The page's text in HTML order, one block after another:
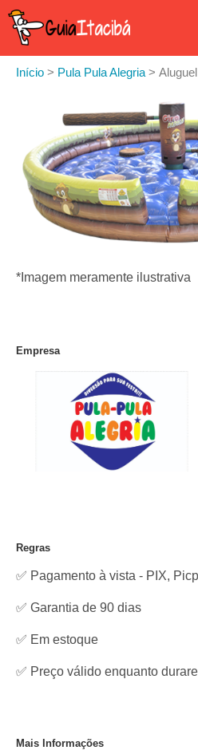
Início > Pula Pula Alegria >
*Imagem meramente ilustrativa
Empresa
Regras
✅ Pagamento à vista - PIX,
✅ Garantia de 90 dias
✅ Em estoque
✅ Preço válido enquanto
Mais Informações